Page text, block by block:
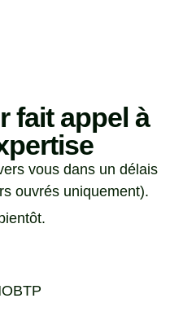
fait appel à
vous dans un délais
ouvrés uniquement).